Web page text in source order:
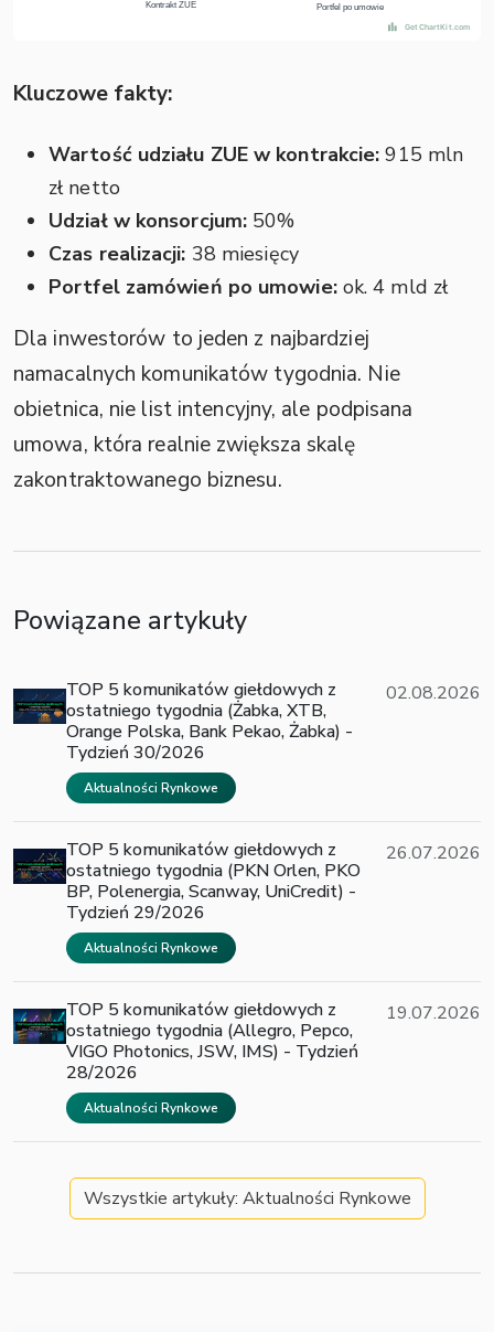
Kluczowe fakty:
Wartość udziału ZUE w kontrakcie: 915 mln
zł netto
Udział w konsorcjum: 50%
Czas realizacji: 38 miesięcy
Portfel zamówień po umowie:ok. 4 mld zł
Dla inwestorów to jeden z najbardziej
namacalnych komunikatów tygodnia. Nie
obietnica, nie list intencyjny, ale podpisana
umowa, która realnie zwiększa skalę
zakontraktowanego biznesu.
Powiązane artykuły
TOP 5 komunikatów giełdowych z
ostatniego tygodnia (Żabka, XTB,
Orange Polska, Bank Pekao, Żabka) -
Tydzień 30/2026
Aktualności Rynkowe
02.08.2026
TOP 5 komunikatów giełdowych z
ostatniego tygodnia (PKN Orlen, PKO
BP, Polenergia, Scanway, UniCredit) -
Tydzień 29/2026
Aktualności Rynkowe
26.07.2026
TOP 5 komunikatów giełdowych z
ostatniego tygodnia (Allegro, Pepco,
VIGO Photonics, JSW, IMS) - Tydzień
28/2026
Aktualności Rynkowe
19.07.2026
Wszystkie artykuły: Aktualności Rynkowe